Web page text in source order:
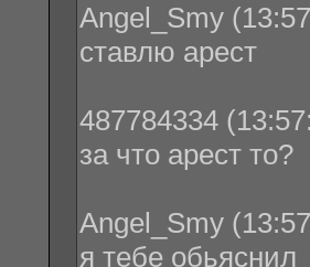
Angel_Smy
ставлю арест
487784334
за что арест то?
Angel_Smy
я тебе обьяснил